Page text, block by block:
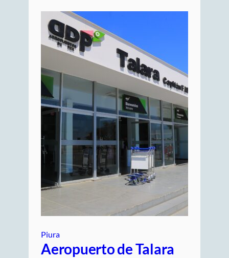
Piura
Aeropuerto de Talara